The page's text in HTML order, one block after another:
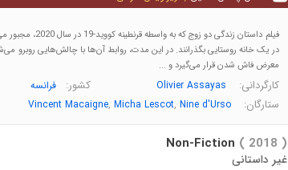
فیلم داستان زندگی دو زوج
در یک خانه روستایی بگذرانند. در این مدت، روابط آن‌ها با چالش‌هایی روبرو
معرض فاش شدن قرار می‌گیرد و ...
کارگردانی: Olivier Assayas کشور: فرانسه
ستارگان: Vincent Macaigne, Micha Lescot, Nine d'Urso
Non-Fiction ( 2018 )
غیر داستانی